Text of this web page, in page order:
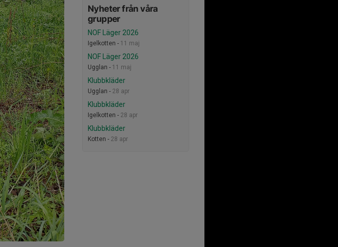
Nyheter från våra
grupper
NOF Läger 2026
Igelkotten - 11 maj
NOF Läger 2026
Ugglan - 11 maj
Klubbkläder
Ugglan - 28 apr
Klubbkläder
Igelkotten - 28 apr
Klubbkläder
Kotten - 28 apr